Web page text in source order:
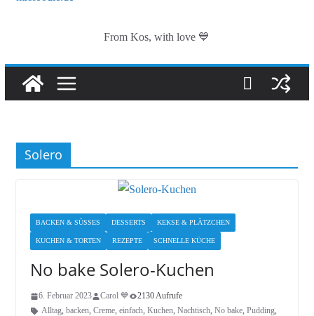
From Kos, with love 💙
Solero
BACKEN & SÜSSES DESSERTS KEKSE & PLÄTZCHEN
KUCHEN & TORTEN REZEPTE SCHNELLE KÜCHE
No bake Solero-Kuchen
6. Februar 2023 Carol 💙
2130 Aufrufe
Alltag, backen, Creme, einfach, Kuchen, Nachtisch, No bake, Pudding,